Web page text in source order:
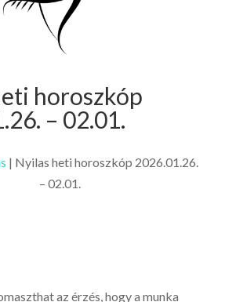
horoszkóp
– 02.01.
| Nyilas heti horoszkóp 2026.01.26.
– 02.01.
az érzés, hogy a munka